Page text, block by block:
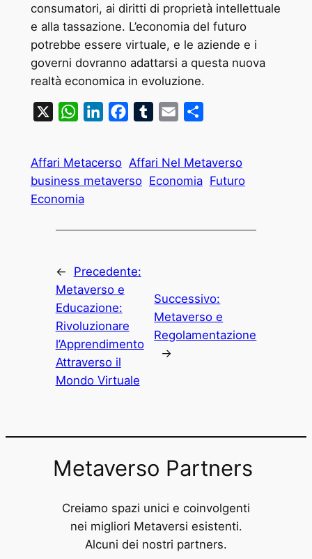
consumatori, ai diritti di proprietà intellettuale
e alla tassazione. L’economia del futuro
potrebbe essere virtuale, e le aziende e i
governi dovranno adattarsi a questa nuova
realtà economica in evoluzione.
WhatsAppLinkedInFacebookTumblrEmail
Affari Metacerso Affari Nel Metaverso
business metaverso Economia Futuro
Economia
←
Precedente:
Metaverso e
Educazione:
Rivoluzionare
l’Apprendimento
Attraverso il
Mondo Virtuale
Successivo:
Metaverso e
Regolamentazione
→
Metaverso Partners
Creiamo spazi unici e coinvolgenti
nei migliori Metaversi esistenti.
Alcuni dei nostri partners.